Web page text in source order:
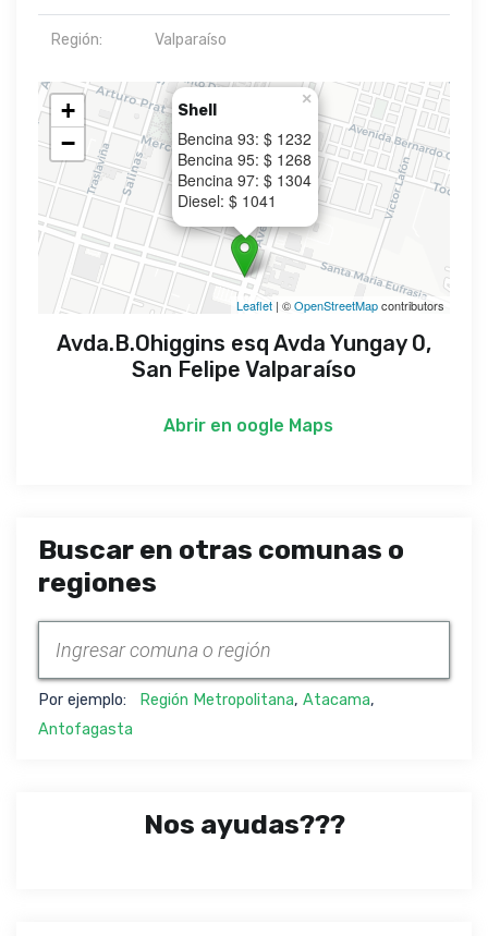
Región: Valparaíso
Shell
Bencina 93: $ 1232
Bencina 95: $ 1268
Bencina 97: $ 1304
Diesel: $ 1041
×
+
−
Leaflet | ©OpenStreetMapcontributors
Avda.B.Ohiggins esq Avda Yungay 0,
San Felipe Valparaíso
Abrir en oogle Maps
Buscar en otras comunas o
regiones
Por ejemplo: Región Metropolitana, Atacama,
Antofagasta
Nos ayudas???